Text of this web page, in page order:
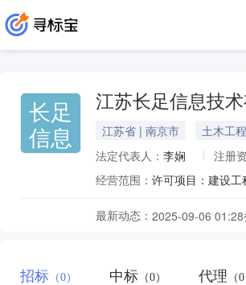
长足
信息
江苏长足信息技术
江苏省 | 南京市 土木工
法定代表人： 李娴 注册
经营范围：
最新动态： 2025-09-06 01:28
招标 （0） 中标 （0） 代理 （0